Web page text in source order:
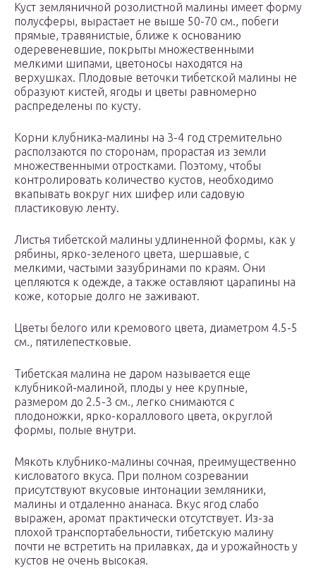
Куст земляничной розолистной малины имеет форму
полусферы, вырастает не выше 50-70 см., побеги
прямые, травянистые, ближе к основанию
одеревеневшие, покрыты множественными
мелкими шипами, цветоносы находятся на
верхушках. Плодовые веточки тибетской малины не
образуют кистей, ягоды и цветы равномерно
распределены по кусту.
Корни клубника-малины на 3-4 год стремительно
расползаются по сторонам, прорастая из земли
множественными отростками. Поэтому, чтобы
контролировать количество кустов, необходимо
вкапывать вокруг них шифер или садовую
пластиковую ленту.
Листья тибетской малины удлиненной формы, как у
рябины, ярко-зеленого цвета, шершавые, с
мелкими, частыми зазубринами по краям. Они
цепляются к одежде, а также оставляют царапины на
коже, которые долго не заживают.
Цветы белого или кремового цвета, диаметром 4.5-5
см., пятилепестковые.
Тибетская малина не даром называется еще
клубникой-малиной, плоды у нее крупные,
размером до 2.5-3 см., легко снимаются с
плодоножки, ярко-кораллового цвета, округлой
формы, полые внутри.
Мякоть клубнико-малины сочная, преимущественно
кисловатого вкуса. При полном созревании
присутствуют вкусовые интонации земляники,
малины и отдаленно ананаса. Вкус ягод слабо
выражен, аромат практически отсутствует. Из-за
плохой транспортабельности, тибетскую малину
почти не встретить на прилавках, да и урожайность у
кустов не очень высокая.